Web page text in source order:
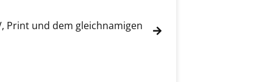
Print und dem gleichnamigen